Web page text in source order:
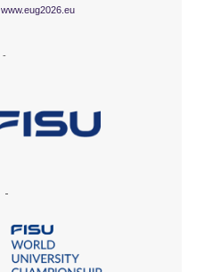
www.eug2026.eu
-
-